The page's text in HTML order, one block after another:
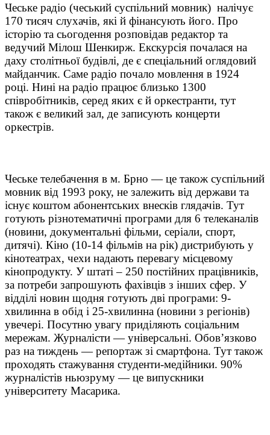
Чеське радіо (чеський суспільний мовник) налічує
170 тисяч слухачів, які й фінансують його. Про
історію та сьогодення розповідав редактор та
ведучий Мілош Шенкирж. Екскурсія почалася на
даху столітньої будівлі, де є спеціальний оглядовий
майданчик. Саме радіо почало мовлення в 1924
році. Нині на радіо працює близько 1300
співробітників, серед яких є й оркестранти, тут
також є великий зал, де записують концерти
оркестрів.
Чеське телебачення в м. Брно — це також суспільний
мовник від 1993 року, не залежить від держави та
існує коштом абонентських внесків глядачів. Тут
готують різнотематичні програми для 6 телеканалів
(новини, документальні фільми, серіали, спорт,
дитячі). Кіно (10-14 фільмів на рік) дистрибують у
кінотеатрах, чехи надають перевагу місцевому
кінопродукту. У штаті – 250 постійних працівників,
за потреби запрошують фахівців з інших сфер. У
відділі новин щодня готують дві програми: 9-
хвилинна в обід і 25-хвилинна (новини з регіонів)
увечері. Посутню увагу приділяють соціальним
мережам. Журналісти — універсальні. Обов’язково
раз на тиждень — репортаж зі смартфона. Тут також
проходять стажування студенти-медійники. 90%
журналістів ньюзруму — це випускники
університету Масарика.